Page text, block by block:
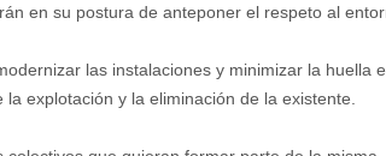
en su postura de anteponer el respeto al
las instalaciones y minimizar la
explotación y la eliminación de la existente.